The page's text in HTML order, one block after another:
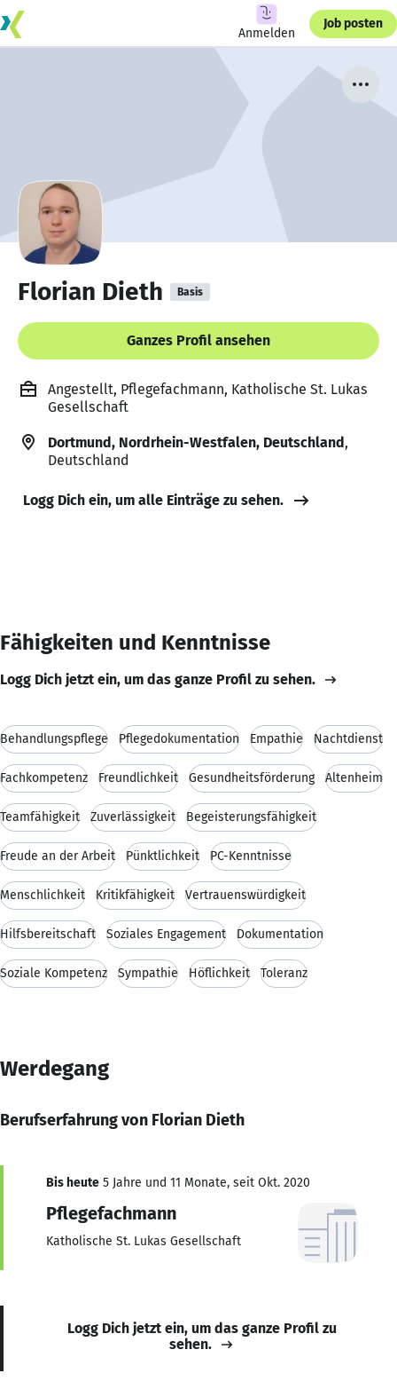
Anmelden
Job posten
Florian Dieth Basis
Ganzes Profil ansehen
Angestellt, Pflegefachmann, Katholische St. Lukas
Gesellschaft
Dortmund, Nordrhein-Westfalen, Deutschland,
Deutschland
Logg Dich ein, um alle Einträge zu sehen.
Fähigkeiten und Kenntnisse
Logg Dich jetzt ein, um das ganze Profil zu sehen.
Behandlungspflege Pflegedokumentation Empathie Nachtdienst
Fachkompetenz Freundlichkeit Gesundheitsförderung Altenheim
Teamfähigkeit Zuverlässigkeit Begeisterungsfähigkeit
Freude an der Arbeit Pünktlichkeit PC-Kenntnisse
Menschlichkeit Kritikfähigkeit Vertrauenswürdigkeit
Hilfsbereitschaft Soziales Engagement Dokumentation
Soziale Kompetenz Sympathie Höflichkeit Toleranz
Werdegang
Berufserfahrung von Florian Dieth
Bis heute 5 Jahre und 11 Monate, seit Okt. 2020
Pflegefachmann
Katholische St. Lukas Gesellschaft
Logg Dich jetzt ein, um das ganze Profil zu
sehen.